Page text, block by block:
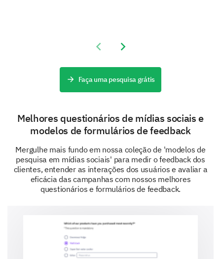
Likely
Very Unlikely
We want to dive deeper into your experiences when
interacting with our brand.
Which of our products/services have you used?
(Select all that apply)
Product/Service B
Product/Service C
Previous slide
Next slide
Faça uma pesquisa grátis
Melhores questionários de mídias sociais e
modelos de formulários de feedback
Mergulhe mais fundo em nossa coleção de 'modelos de
pesquisa em mídias sociais' para medir o feedback dos
clientes, entender as interações dos usuários e avaliar a
eficácia das campanhas com nossos melhores
questionários e formulários de feedback.